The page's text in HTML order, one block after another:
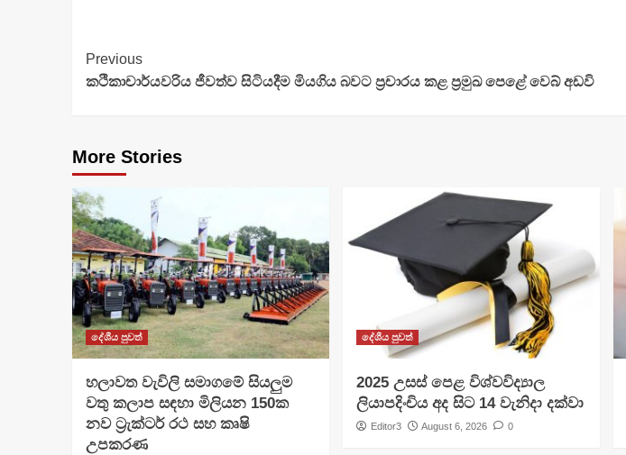
Continue
Reading
Previous
කථිකාචාර්යවරිය ජීවත්ව සිටියදීම මියගිය බවට ප්‍රචාරය කළ ප්‍රමුඛ පෙළේ වෙබ් අඩවි
More Stories
දේශීය පුවත්
හලාවත වැවිලි සමාගමේ සියලුම
වතු කලාප සඳහා මිලියන 150ක
නව ට්‍රැක්ටර් රථ සහ කෘෂි
උපකරණ
දේශීය පුවත්
​2025 උසස් පෙළ විශ්වවිද්‍යාල
ලියාපදිංචිය අද සිට 14 වැනිදා දක්වා
Editor3 August 6, 2026 0